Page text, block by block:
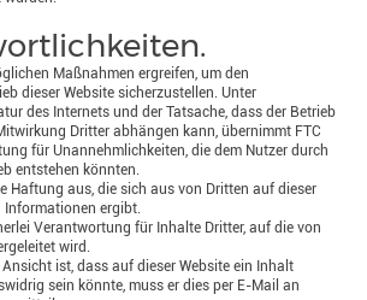
Maßnahmen ergreifen, um den
dieser Website sicherzustellen. Unter
des Internets und der Tatsache, dass der Betrieb
Dritter abhängen kann, übernimmt FTC
für Unannehmlichkeiten, die dem Nutzer durch
entstehen könnten.
Haftung aus, die sich aus von Dritten auf dieser
Informationen ergibt.
Verantwortung für Inhalte Dritter, auf die von
wird.
ist, dass auf dieser Website ein Inhalt
sein könnte, muss er dies per E-Mail an